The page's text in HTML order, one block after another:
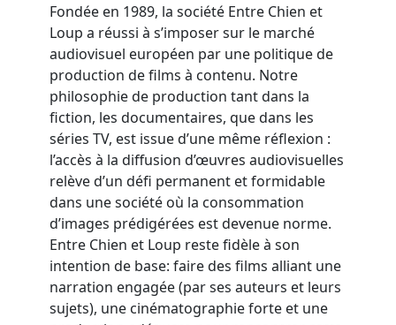
Fondée en 1989, la société Entre Chien et
Loup a réussi à s’imposer sur le marché
audiovisuel européen par une politique de
production de films à contenu. Notre
philosophie de production tant dans la
fiction, les documentaires, que dans les
séries TV, est issue d’une même réflexion :
l’accès à la diffusion d’œuvres audiovisuelles
relève d’un défi permanent et formidable
dans une société où la consommation
d’images prédigérées est devenue norme.
Entre Chien et Loup reste fidèle à son
intention de base: faire des films alliant une
narration engagée (par ses auteurs et leurs
sujets), une cinématographie forte et une